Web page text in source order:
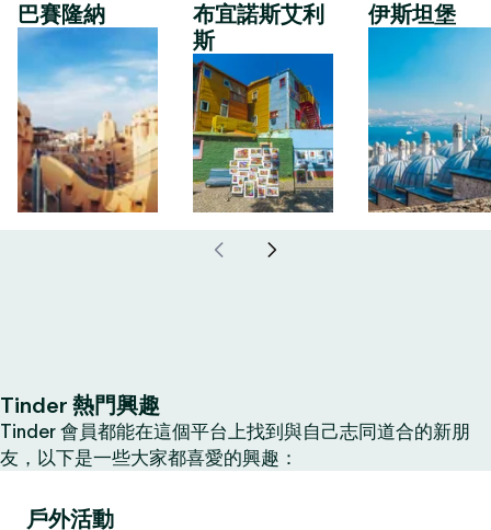
巴賽隆納
布宜諾斯艾利
斯
伊斯坦堡
Tinder 熱門興趣
Tinder 會員都能在這個平台上找到與自己志同道合的新朋
友，以下是一些大家都喜愛的興趣：
戶外活動